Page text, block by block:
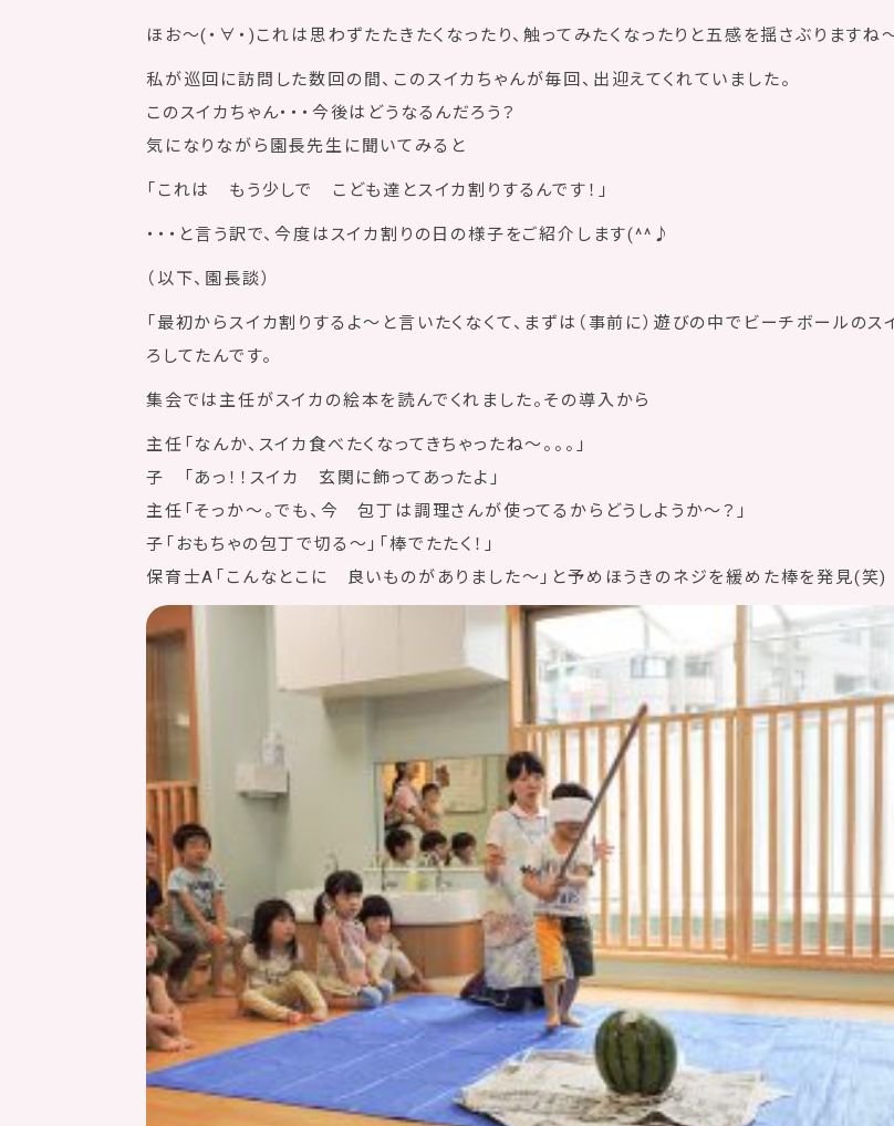
ほお〜(・∀・)これは思わずたたきたくなったり、触ってみたくなったりと五感を揺さぶりますね〜
私が巡回に訪問した数回の間、このスイカちゃんが毎回、出迎えてくれていました。
このスイカちゃん・・・今後はどうなるんだろう？
気になりながら園長先生に聞いてみると
「これは もう少しで こども達とスイカ割りするんです！」
・・・と言う訳で、今度はスイカ割りの日の様子をご紹介します(^^♪
（以下、園長談）
「最初からスイカ割りするよ〜と言いたくなくて、まずは（事前に）遊びの中でビーチボールのス
ろしてたんです。
集会では主任がスイカの絵本を読んでくれました。その導入から
主任「なんか、スイカ食べたくなってきちゃったね〜。。。」
子 「あっ！！スイカ 玄関に飾ってあったよ」
主任「そっか〜。でも、今 包丁は調理さんが使ってるからどうしようか〜？」
子「おもちゃの包丁で切る〜」「棒でたたく！」
保育士A「こんなとこに 良いものがありました〜」と予めほうきのネジを緩めた棒を発見(笑)